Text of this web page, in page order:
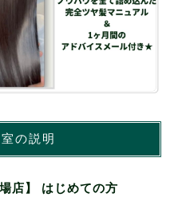
の説明
店】 はじめての方